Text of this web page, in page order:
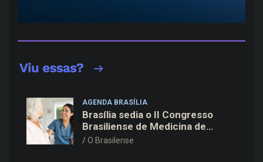
AGENDA BRASÍLIA
Brasília sedia o II Congresso
Brasiliense de Medicina de
Família e Comunidade na Fiocruz
O Brasilense